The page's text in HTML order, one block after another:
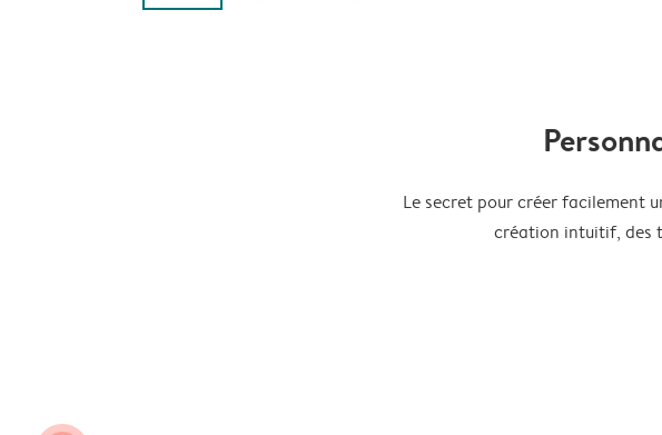
Le secret pour créer facilement
création intuitif, des